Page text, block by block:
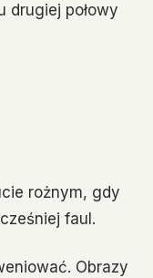
drugiej połowy
rożnym, gdy
faul.
Obrazy